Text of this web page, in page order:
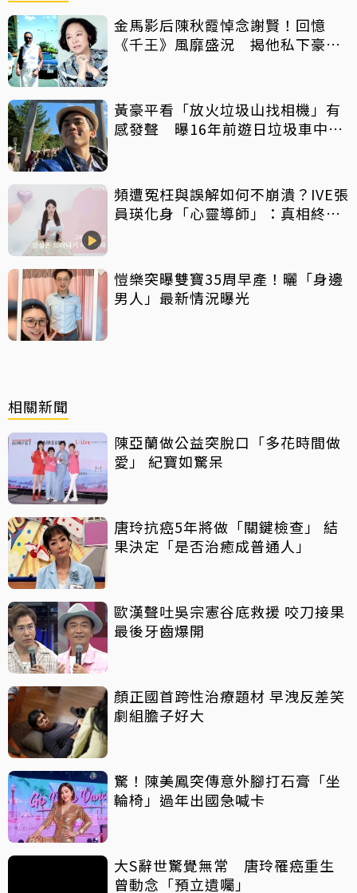
金馬影后陳秋霞悼念謝賢！回憶
《千王》風靡盛況 揭他私下豪爽
黃豪平看「放火垃圾山找相機」有
感發聲 曝16年前遊日垃圾車中含
頻遭冤枉與誤解如何不崩潰？IVE張
員瑛化身「心靈導師」：真相終會
愷樂突曝雙寶35周早產！曬「身邊
男人」最新情況曝光
相關新聞
陳亞蘭做公益突脫口「多花時間做
愛」 紀寶如驚呆
唐玲抗癌5年將做「關鍵檢查」 結
果決定「是否治癒成普通人」
歐漢聲吐吳宗憲谷底救援 咬刀接果
最後牙齒爆開
顏正國首跨性治療題材 早洩反差笑
劇組膽子好大
驚！陳美鳳突傳意外腳打石膏「坐
輪椅」過年出國急喊卡
大S辭世驚覺無常 唐玲罹癌重生
曾動念「預立遺囑」